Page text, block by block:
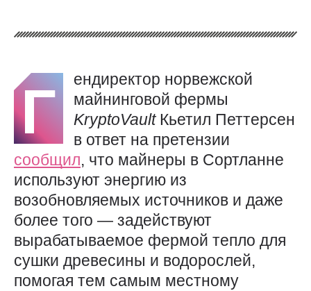
Г
ендиректор норвежской
майнинговой фермы
KryptoVault Кьетил Петтерсен
в ответ на претензии
сообщил, что майнеры в Сортланне
используют энергию из
возобновляемых источников и даже
более того — задействуют
вырабатываемое фермой тепло для
сушки древесины и водорослей,
помогая тем самым местному